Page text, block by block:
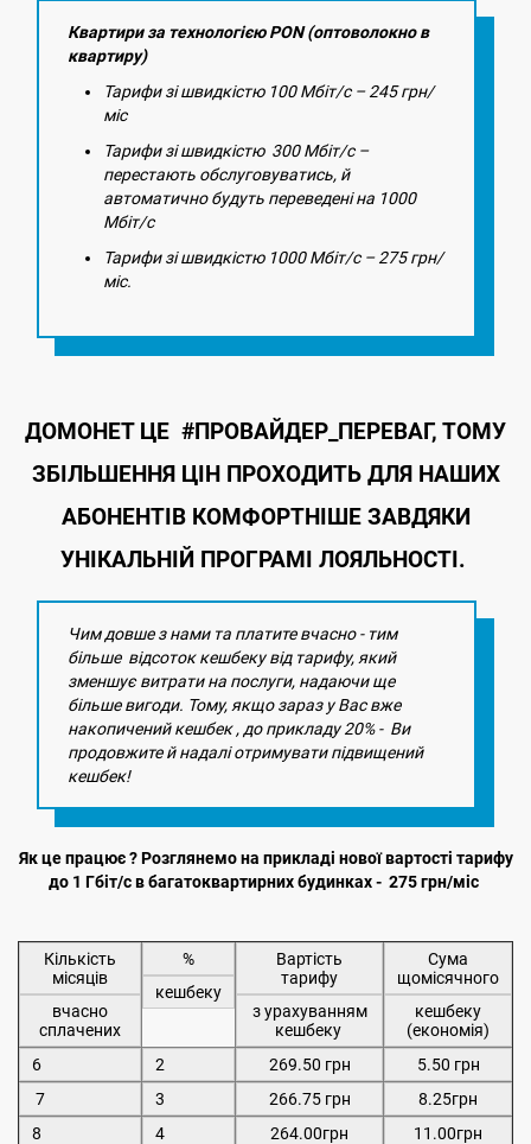
Квартири за технологією PON (оптоволокно в
квартиру)
Тарифи зі швидкістю 100 Мбіт/с – 245 грн/
міс
Тарифи зі швидкістю 300 Мбіт/с –
перестають обслуговуватись, й
автоматично будуть переведені на 1000
Мбіт/с
Тарифи зі швидкістю 1000 Мбіт/с – 275 грн/
міс.
ДОМОНЕТ ЦЕ #ПРОВАЙДЕР_ПЕРЕВАГ, ТОМУ
ЗБІЛЬШЕННЯ ЦІН ПРОХОДИТЬ ДЛЯ НАШИХ
АБОНЕНТІВ КОМФОРТНІШЕ ЗАВДЯКИ
УНІКАЛЬНІЙ ПРОГРАМІ ЛОЯЛЬНОСТІ.
Чим довше з нами та платите вчасно - тим
більше відсоток кешбеку від тарифу, який
зменшує витрати на послуги, надаючи ще
більше вигоди. Тому, якщо зараз у Вас вже
накопичений кешбек , до прикладу 20% - Ви
продовжите й надалі отримувати підвищений
кешбек!
Як це працює ? Розглянемо на прикладі нової вартості тарифу
до 1 Гбіт/с в багатоквартирних будинках - 275 грн/міс
Кількість
місяців
вчасно
сплачених
%
кешбеку
Вартість
тарифу
з урахуванням
кешбеку
Сума
щомісячного
кешбеку
(економія)
6
2 269.50 грн
5.50 грн
7
3 266.75 грн
8.25грн
8
4 264.00грн
11.00грн